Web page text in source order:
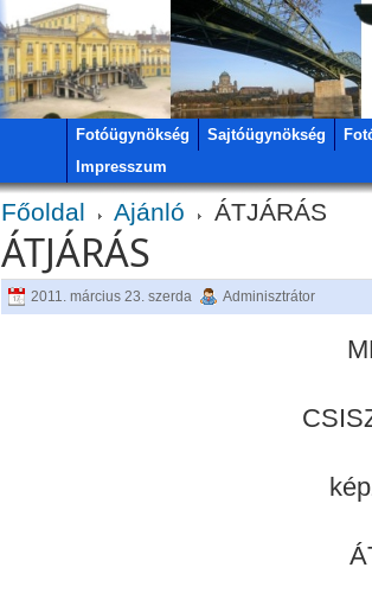
Fotóügynökség Sajtóügynökség
Impresszum
Főoldal Ajánló ÁTJÁRÁS
ÁTJÁRÁS
2011. március 23. szerda Adminisztrátor